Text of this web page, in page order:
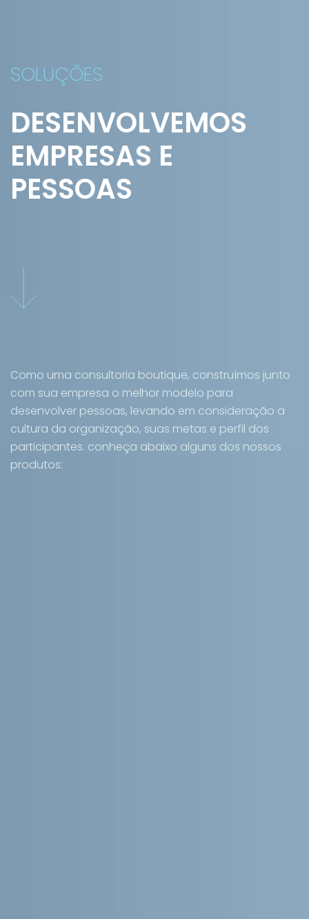
SOLUÇÕES
DESENVOLVEMOS
EMPRESAS E
PESSOAS
Como uma consultoria boutique, construímos junto
com sua empresa o melhor modelo para
desenvolver pessoas, levando em consideração a
cultura da organização, suas metas e perfil dos
participantes. conheça abaixo alguns dos nossos
produtos: